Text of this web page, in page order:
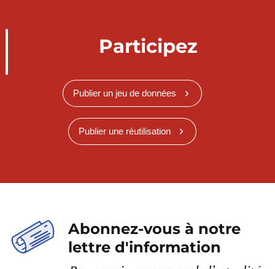
Participez
Publier un jeu de données
Publier une réutilisation
Abonnez-vous à notre
lettre d'information